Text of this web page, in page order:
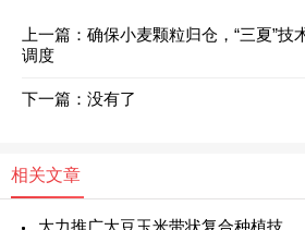
上一篇： 确保小麦颗粒归仓，“三夏”技
调度
下一篇：没有了
相关文章
大力推广大豆玉米带状复合种植技